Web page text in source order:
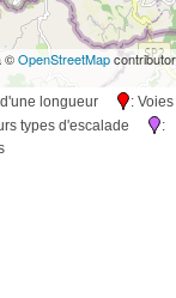
©OpenStreetMap
d'une longueur
: Voies
types d'escalade
: